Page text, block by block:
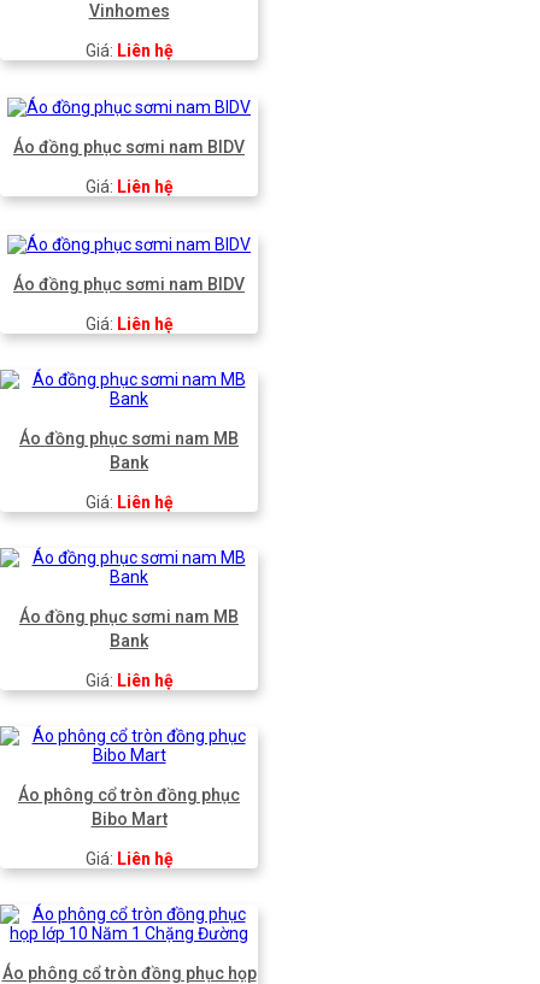
Vinhomes
Giá: Liên hệ
Áo đồng phục sơmi nam BIDV
Giá: Liên hệ
Áo đồng phục sơmi nam BIDV
Giá: Liên hệ
Áo đồng phục sơmi nam MB
Bank
Giá: Liên hệ
Áo đồng phục sơmi nam MB
Bank
Giá: Liên hệ
Áo phông cổ tròn đồng phục
Bibo Mart
Giá: Liên hệ
Áo phông cổ tròn đồng phục họp